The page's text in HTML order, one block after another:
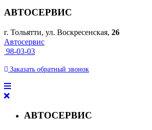
АВТОСЕРВИС
г. Тольятти, ул. Воскресенская, 26
Автосервис
98-03-03
Заказать обратный звонок
АВТОСЕРВИС